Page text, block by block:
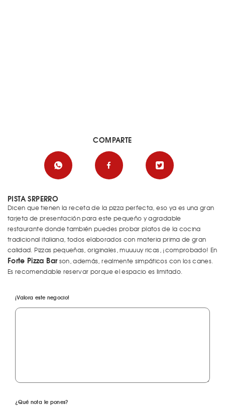
PISTA SRPERRO
Dicen que tienen la receta de la pizza perfecta, eso ya es una gran
tarjeta de presentación para este pequeño y agradable
restaurante donde también puedes probar platos de la cocina
tradicional italiana, todos elaborados con materia prima de gran
calidad. Pizzas pequeñas, originales, muuuuy ricas, ¡comprobado! En
Forte Pizza Barson, además, realmente simpáticos con los canes.
Es recomendable reservar porque el espacio es limitado.
¡Valora este negocio!
¿Qué nota le pones?
COMPARTE